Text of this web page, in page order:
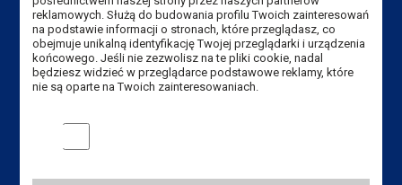
Telefon DWZ : +48 65 528 78 78
Telefon rekrutacja: +48 65 525 01 12
Fax: +48 65 529 60 82
E-mail rekrutacja:
reklamowych. Służą do budowania profilu Twoich zainteresowań
na podstawie informacji o stronach, które przeglądasz, co
obejmuje unikalną identyfikację Twojej przeglądarki i urządzenia
końcowego. Jeśli nie zezwolisz na te pliki cookie, nadal
będziesz widzieć w przeglądarce podstawowe reklamy, które
nie są oparte na Twoich zainteresowaniach.
Marketingowe pliki cookies